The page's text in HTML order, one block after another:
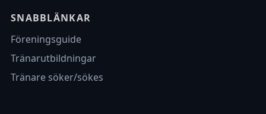
SNABBLÄNKAR
Föreningsguide
Tränarutbildningar
Tränare söker/sökes